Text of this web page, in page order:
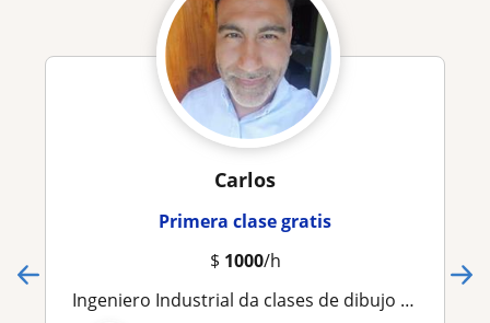
Carlos
Primera clase gratis
$ 1000/h
Ingeniero Industrial da clases de dibujo técnico en áreas de arquitectura, proyecto eléctrico